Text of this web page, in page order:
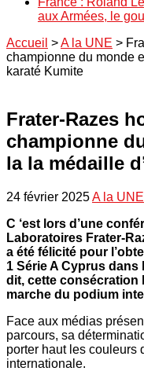
aux Armées, le
Accueil >A la UNE >
championne du monde
karaté Kumite
Frater-Razes
championne
la la médaille
24 février 2025A la UNE
C ‘est lors d’une
Laboratoires Frater-
a été félicité pour
1 Série A Cyprus dans
dit, cette consécration
marche du podium
Face aux médias
parcours, sa
porter haut les couleurs
internationale.